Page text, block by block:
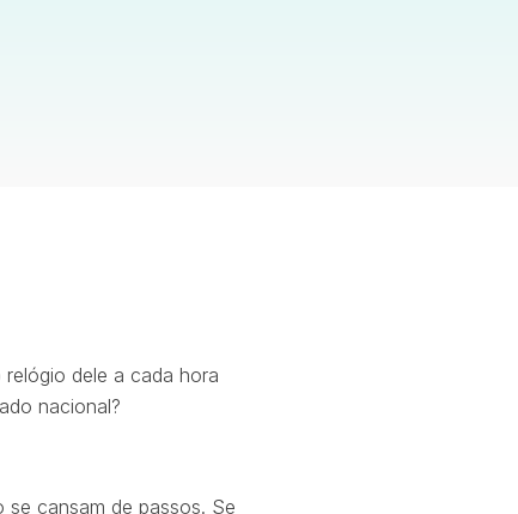
dele a cada hora
nacional?
se cansam de passos. Se